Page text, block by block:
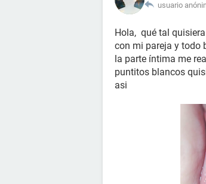
usuario
Hola, qué tal
con mi pareja y todo
la parte íntima me
puntitos blancos
asi